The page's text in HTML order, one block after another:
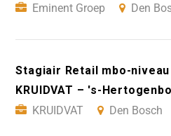
Eminent Groep
Den
Stagiair Retail mbo-niveau
KRUIDVAT – 's-
KRUIDVAT
Den Bosch